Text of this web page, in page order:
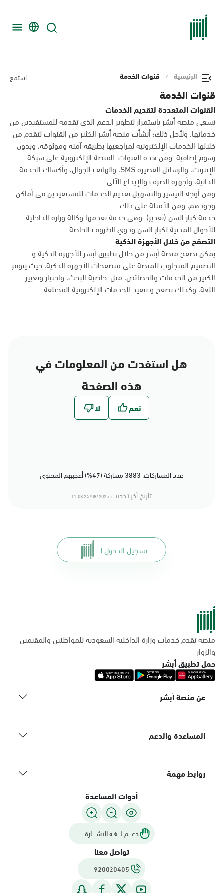
الرئيسية قنوات الخدمة استمع
قنوات الخدمة
القنوات المتعددة لتقديم الخدمات
تسعى منصة أبشر باستمرار لتطوير الدعم الذي تقدمه للمستفيدين من
خدماتها. ولأجل ذلك؛ أنشأت منصة أبشر الكثير من القنوات لتقدم من
خلالها الخدمات الإلكترونية لمراجعيها بطريقة آمنة وموثوقة، وبدون
رسوم إضافية. ومن هذه القنوات: المنصة الإلكترونية على شبكة
الإنترنت، والرسائل القصيرة SMS، والهاتف الجوال، وأكشاك الخدمة
الذاتية، وأجهزة الصرف والإيداع الآلي.
ومن أوجه التيسير والتسهيل تقديم الخدمات للمستفيدين في أماكن
وجودهم، ومن الأمثلة على ذلك:
خدمة كبار السن (تقدير): وهي خدمة تقدمها وكالة وزارة الداخلية
للأحوال المدنية لكبار السن وذوي الظروف الخاصة.
التصفح من خلال الأجهزة الذكية
يمكن تصفح منصة أبشر من خلال تطبيق أبشر للأجهزة الذكية و
التصميم المتجاوب للمنصة على متصفحات الأجهزة الذكية، حيث يتوفر
الكثير من الخدمات والخصائص، مثل: خاصية البحث، واختيار وتغيير
اللغة، وكذلك تصفح و تنفيذ الخدمات الإلكترونية المختلفة
هل استفدت من المعلومات في
هذه الصفحة
عدد المشاركات: 3883 مشاركة (47%) أعجبهم المحتوى
تاريخ أخر تحديث: 25/08/2025 11:08
تسجيل الدخول لـ
منصة تقدم خدمات وزارة الداخلية السعودية للمواطنين والمقيمين
والزوار
حمل تطبيق أبشر
عن منصة أبشر
المساعدة والدعم
روابط مهمة
أدوات المساعدة
دعـــم لـــغـة الاشــــارة
تواصل معنا
920020405